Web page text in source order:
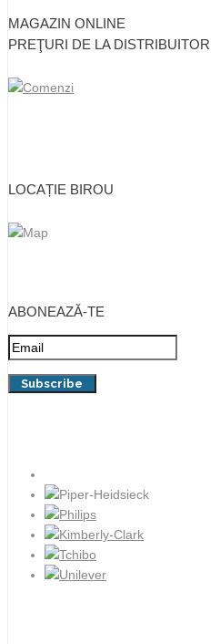
MAGAZIN ONLINE
PREŢURI DE LA DISTRIBUITOR
LOCAȚIE BIROU
ABONEAZĂ-TE